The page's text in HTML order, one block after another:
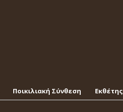
Ποικιλιακή Σύνθεση Εκθέτης